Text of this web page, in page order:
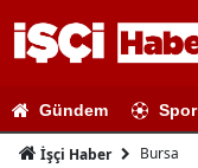
Gündem Spor
İşçi Haber Bursa